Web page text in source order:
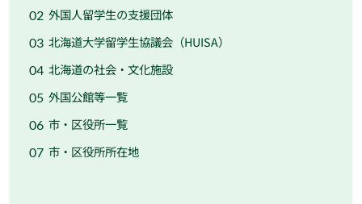
外国人留学生の支援団体
北海道大学留学生協議会（HUISA）
北海道の社会・文化施設
外国公館等一覧
市・区役所一覧
市・区役所所在地